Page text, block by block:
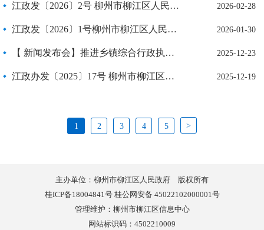
2026-02-28
江政发〔2026〕2号 柳州市柳江区人民政府关于印发《政府工作报告》的通知
2026-01-30
江政发〔2026〕1号柳州市柳江区人民政府关于成立广西凤糖柳江制糖有限责任公司“1·28”机械伤害事故联合调查组的通知
2025-12-23
【 新闻发布会】推进乡镇综合行政执法规范化建设工作新闻发布会
2025-12-19
江政办发〔2025〕17号 柳州市柳江区人民政府办公室关于印发《柳州市柳江区电动自行车锂离子电池健康评估及报废回收专项行动方案》的通知
1 2 3 4 5 >
主办单位：柳州市柳江区人民政府 版权所有
桂ICP备18004841号 桂公网安备 45022102000001号
管理维护：柳州市柳江区信息中心
网站标识码：4502210009